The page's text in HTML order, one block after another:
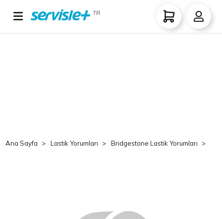
TR
Ana Sayfa Lastik Yorumları Bridgestone Lastik Yorumları